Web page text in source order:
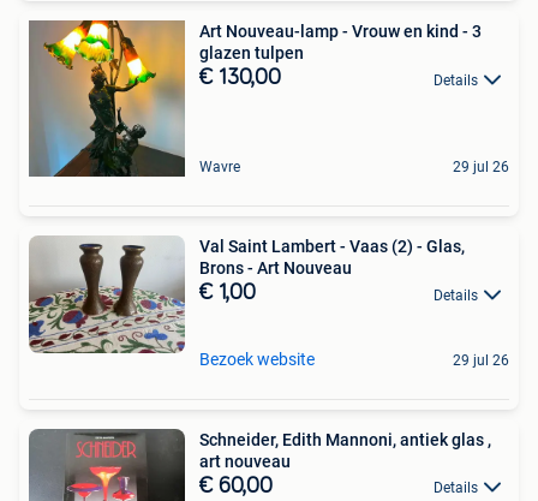
Art Nouveau-lamp - Vrouw en kind - 3
glazen tulpen
€ 130,00 Details
Wavre 29 jul 26
Val Saint Lambert - Vaas (2) - Glas,
Brons - Art Nouveau
€ 1,00 Details
Bezoek website 29 jul 26
Schneider, Edith Mannoni, antiek glas ,
art nouveau
€ 60,00 Details